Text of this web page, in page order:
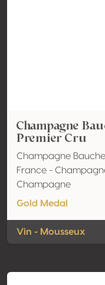
Champagne
Premier Cru
Champagne
France -
Champagne
Gold Medal
Vin - Mousseux